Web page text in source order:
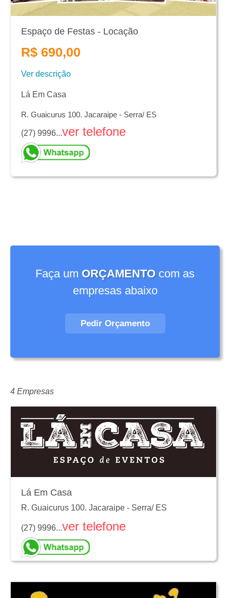
Espaço de Festas - Locação
R$ 690,00
Ver descrição
Lá Em Casa
R. Guaicurus 100. Jacaraipe - Serra/ ES
(27) 9996...ver telefone
Faça um ORÇAMENTOcom as
empresas abaixo
Pedir Orçamento
4 Empresas
Lá Em Casa
R. Guaicurus 100. Jacaraipe - Serra/ ES
(27) 9996...ver telefone